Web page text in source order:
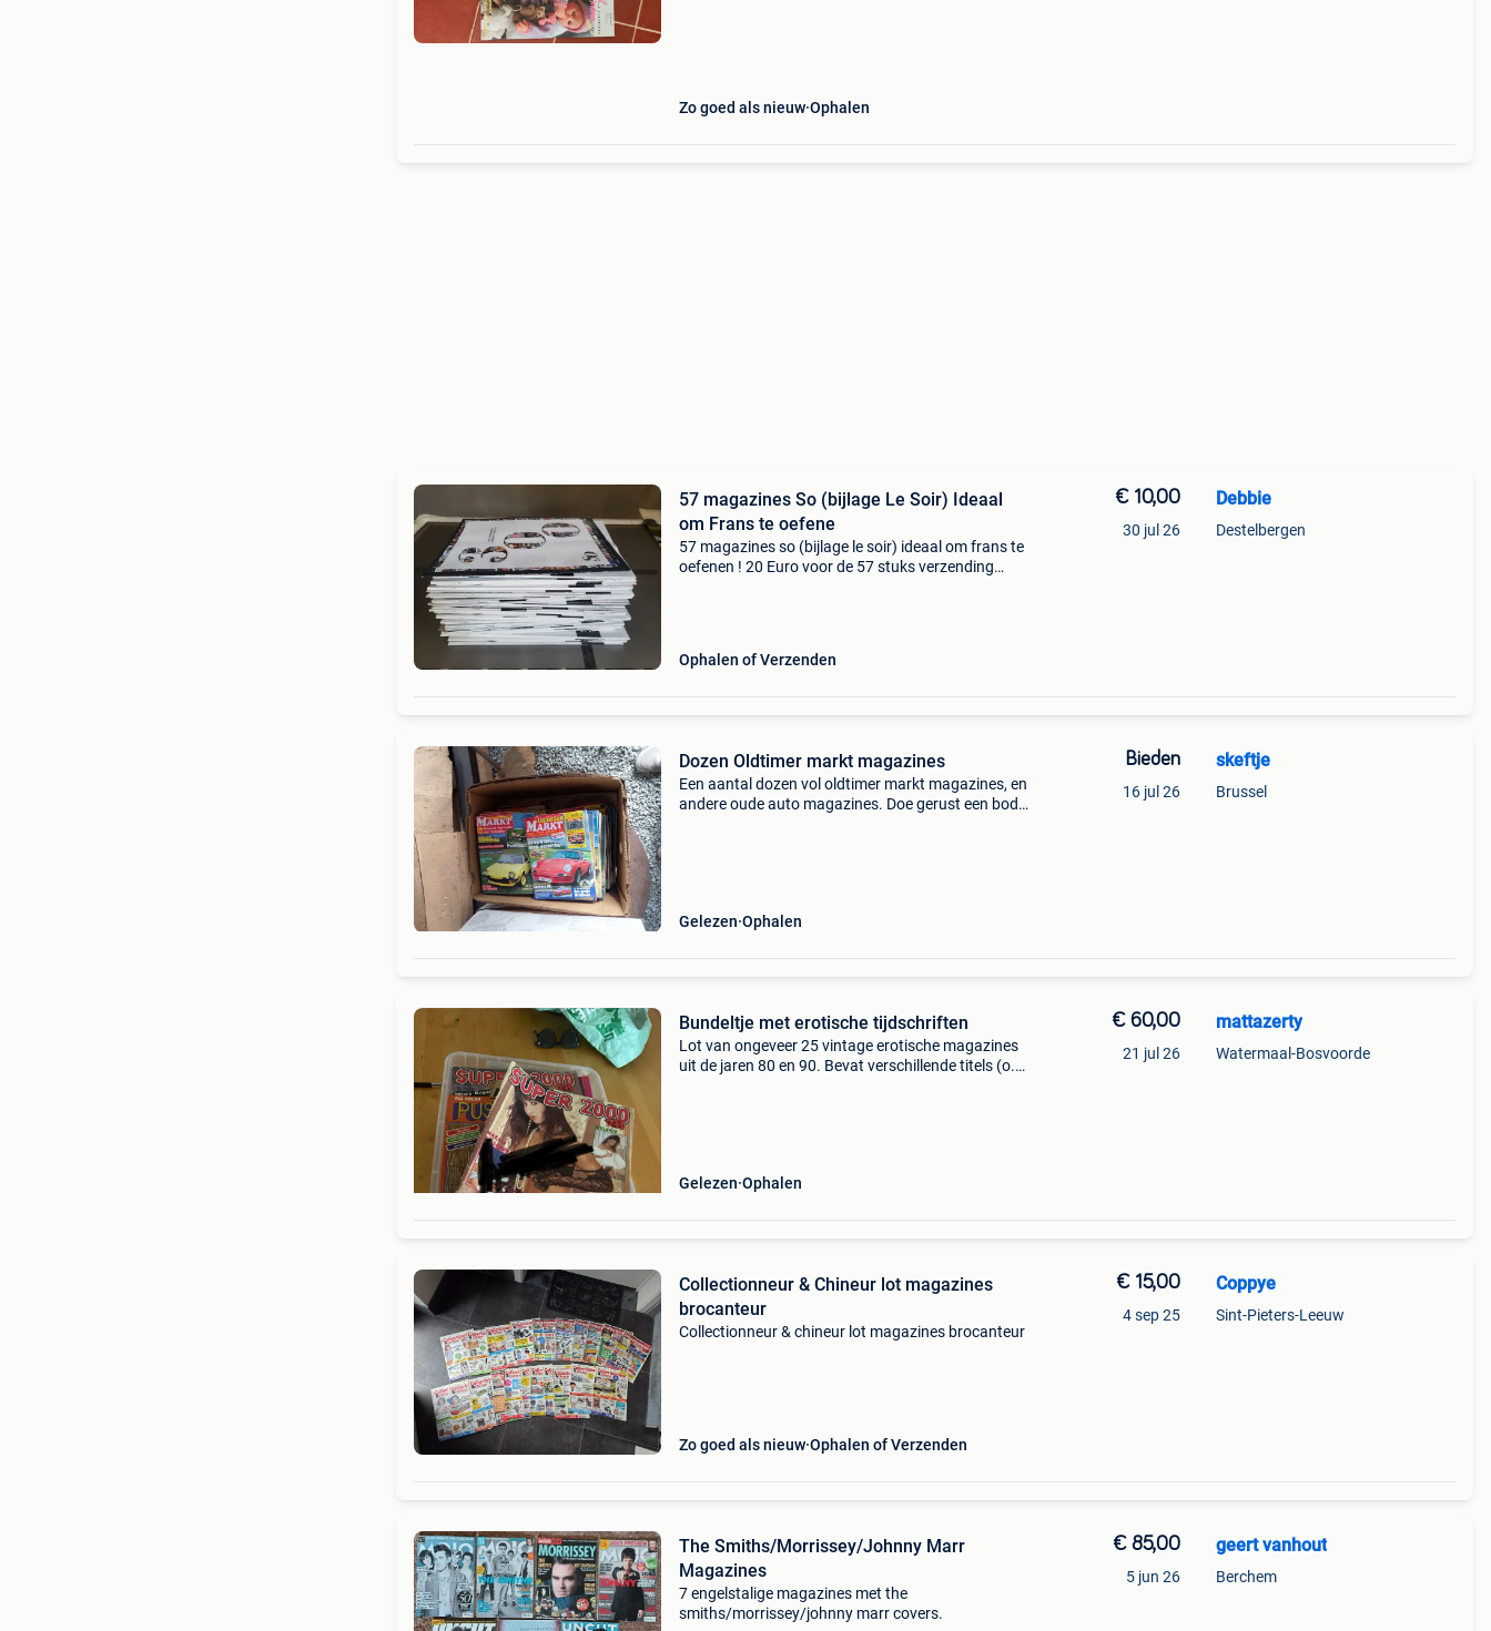
Zo goed als nieuw Ophalen
57 magazines So (bijlage Le Soir) Ideaal
om Frans te oefene
57 magazines so (bijlage le soir) ideaal om frans te
oefenen ! 20 Euro voor de 57 stuks verzending
Ophalen of Verzenden
€ 10,00
30 jul 26
Debbie
Destelbergen
Dozen Oldtimer markt magazines
Een aantal dozen vol oldtimer markt magazines, en
andere oude auto magazines. Doe gerust een bod
Gelezen Ophalen
Bieden
16 jul 26
skeftje
Brussel
Bundeltje met erotische tijdschriften
Lot van ongeveer 25 vintage erotische magazines
uit de jaren 80 en 90. Bevat verschillende titels (o.a.
Gelezen Ophalen
€ 60,00
21 jul 26
mattazerty
Watermaal-Bosvoorde
Collectionneur & Chineur lot magazines
brocanteur
Collectionneur & chineur lot magazines brocanteur
Zo goed als nieuw Ophalen of Verzenden
€ 15,00
4 sep 25
Coppye
Sint-Pieters-Leeuw
The Smiths/Morrissey/Johnny Marr
Magazines
7 engelstalige magazines met the
smiths/morrissey/johnny marr covers.
€ 85,00
5 jun 26
geert vanhout
Berchem